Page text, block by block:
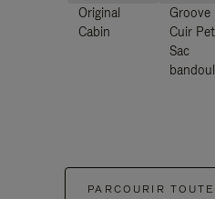
Original
Cabin
Groove
Cuir
Sac
PARCOURIR